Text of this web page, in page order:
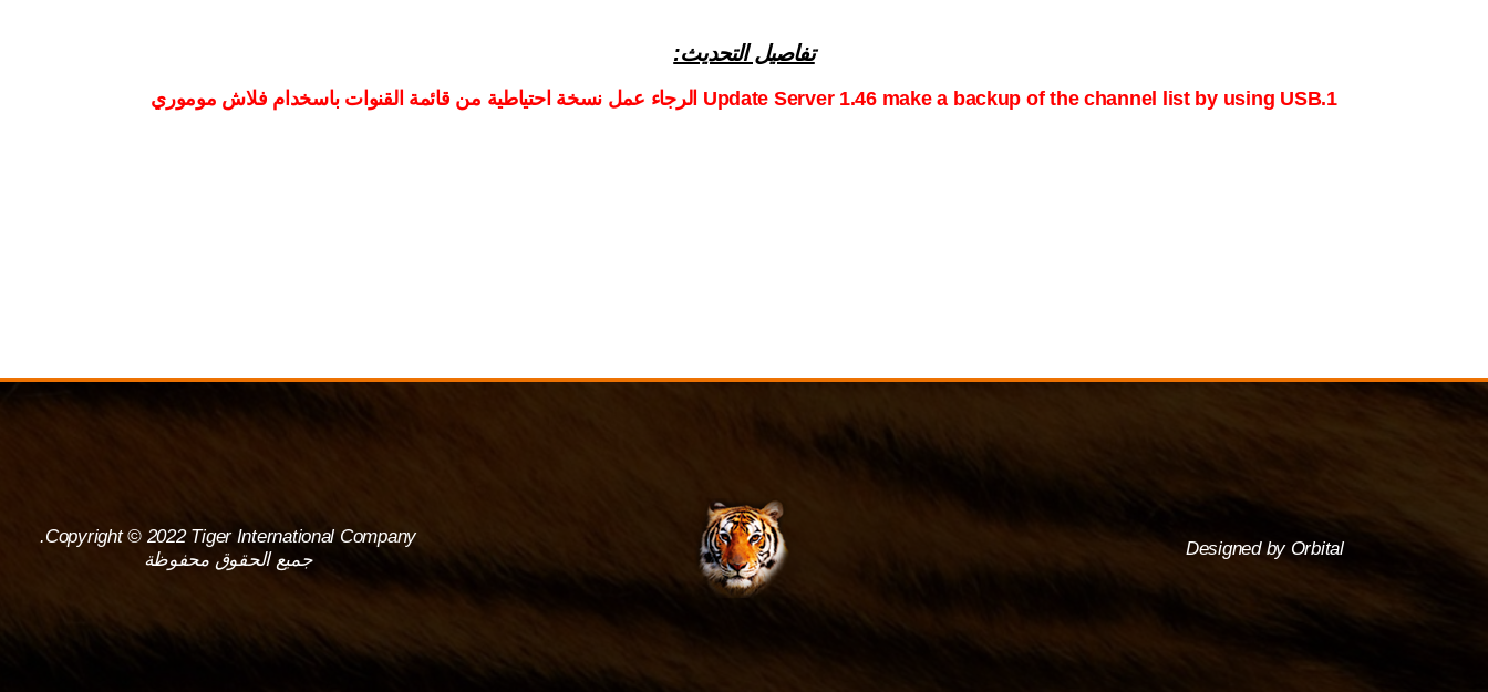
تفاصيل التحديث:
1.Update Server 1.46 make a backup of the channel list by using USB الرجاء عمل نسخة احتياطية من قائمة القنوات باسخدام فلاش موموري
Designed by Orbital
Copyright © 2022 Tiger International Company.
جميع الحقوق محفوظة